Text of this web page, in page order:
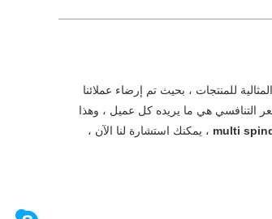
للمنتجات ، بحيث تم إرضاء عملائنا
التنافسي هي ما يريده كل عميل ، وهذا
multi ، يمكنك استشارة لنا الآن ،